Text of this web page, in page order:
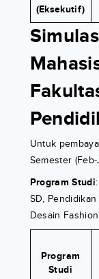
(Eksekutif)
Untuk
Semester
Program Studi
SD,
Desain Fashion
Program
Studi